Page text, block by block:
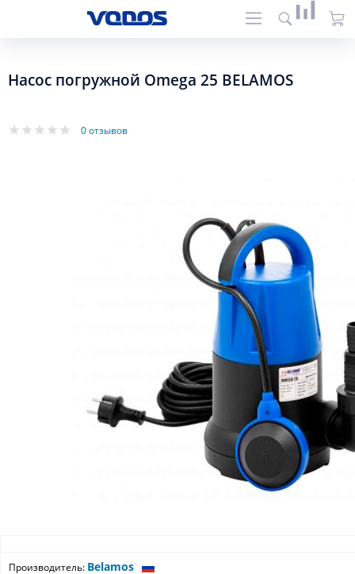
Насос погружной Omega 25 BELAMOS
0 отзывов
Производитель: Belamos